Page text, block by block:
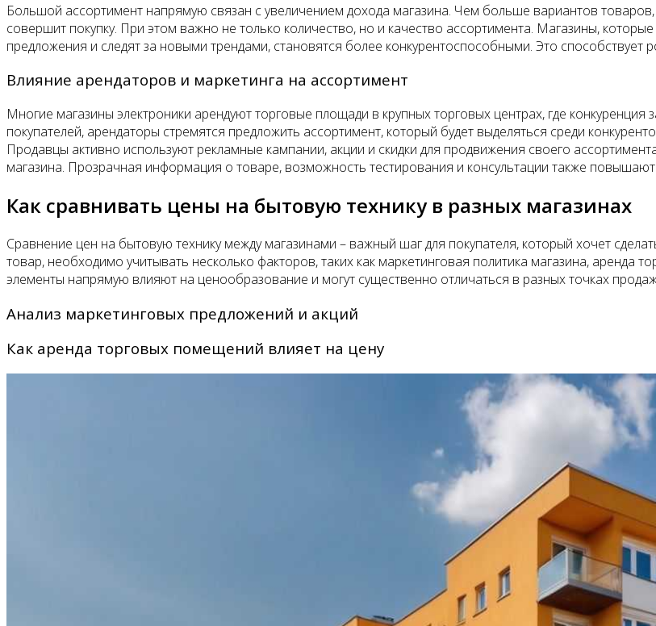
Большой ассортимент напрямую связан с увеличением дохода магазина. Чем больше вариантов
совершит покупку. При этом важно не только количество, но и качество ассортимента. Магазины,
предложения и следят за новыми трендами, становятся более конкурентоспособными. Это способствует
Влияние арендаторов и маркетинга на ассортимент
Многие магазины электроники арендуют торговые площади в крупных торговых центрах, где
покупателей, арендаторы стремятся предложить ассортимент, который будет выделяться среди
Продавцы активно используют рекламные кампании, акции и скидки для продвижения своего
магазина. Прозрачная информация о товаре, возможность тестирования и консультации также
Как сравнивать цены на бытовую технику в разных магазинах
Сравнение цен на бытовую технику между магазинами – важный шаг для покупателя, который хочет
товар, необходимо учитывать несколько факторов, таких как маркетинговая политика магазина, аренда
элементы напрямую влияют на ценообразование и могут существенно отличаться в разных точках
Анализ маркетинговых предложений и акций
Как аренда торговых помещений влияет на цену